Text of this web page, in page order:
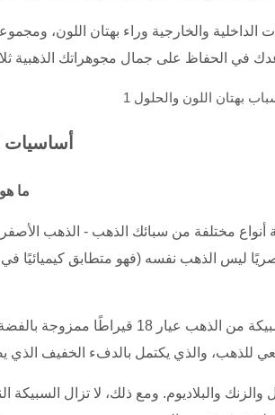
الداخلية والخارجية وراء بهتان اللون،
أساسيات
1.1
أنواع مختلفة من سبائك الذهب - الذهب
الذهب نفسه (فهو متطابق كيميائيًا في
يُعدّ الذهب الأصفر الشكل الأكثر تقليدية: وهو عادةً عبارة
والبلاديوم. ومع ذلك، لا تزال السبيكة